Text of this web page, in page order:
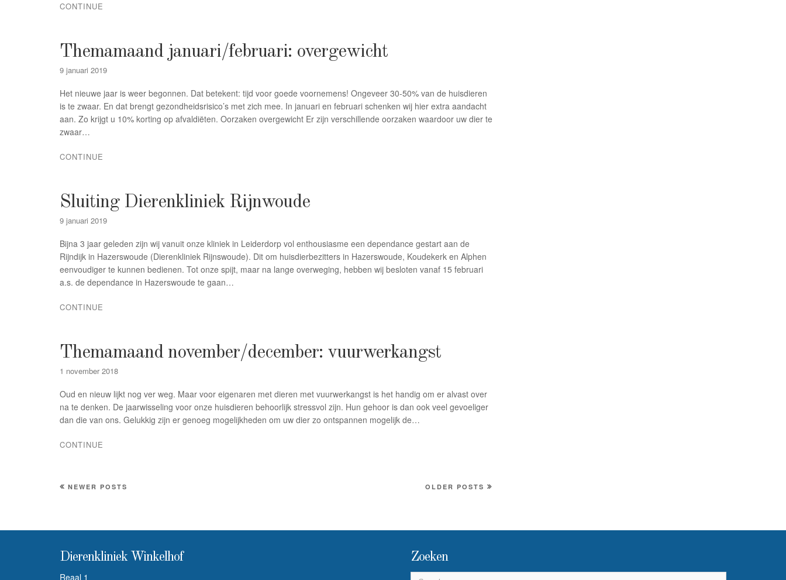
CONTINUE
Themamaand januari/februari: overgewicht
9 januari 2019
Het nieuwe jaar is weer begonnen. Dat betekent: tijd voor goede voornemens! Ongeveer 30-50% van de huisdieren
is te zwaar. En dat brengt gezondheidsrisico’s met zich mee. In januari en februari schenken wij hier extra aandacht
aan. Zo krijgt u 10% korting op afvaldiëten. Oorzaken overgewicht Er zijn verschillende oorzaken waardoor uw dier te
zwaar…
CONTINUE
Sluiting Dierenkliniek Rijnwoude
9 januari 2019
Bijna 3 jaar geleden zijn wij vanuit onze kliniek in Leiderdorp vol enthousiasme een dependance gestart aan de
Rijndijk in Hazerswoude (Dierenkliniek Rijnswoude). Dit om huisdierbezitters in Hazerswoude, Koudekerk en Alphen
eenvoudiger te kunnen bedienen. Tot onze spijt, maar na lange overweging, hebben wij besloten vanaf 15 februari
a.s. de dependance in Hazerswoude te gaan…
CONTINUE
Themamaand november/december: vuurwerkangst
1 november 2018
Oud en nieuw lijkt nog ver weg. Maar voor eigenaren met dieren met vuurwerkangst is het handig om er alvast over
na te denken. De jaarwisseling voor onze huisdieren behoorlijk stressvol zijn. Hun gehoor is dan ook veel gevoeliger
dan die van ons. Gelukkig zijn er genoeg mogelijkheden om uw dier zo ontspannen mogelijk de…
CONTINUE
OLDER POSTS
NEWER POSTS
Dierenkliniek Winkelhof
Reaal 1
Zoeken